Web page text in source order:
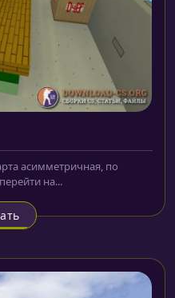
асимметричная, по
на...